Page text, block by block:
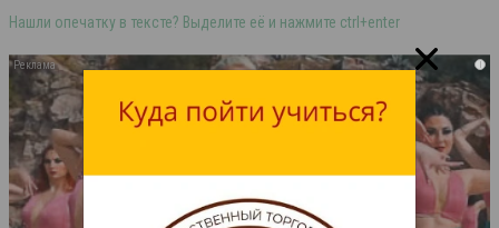
Нашли опечатку в тексте? Выделите её и нажмите ctrl+enter
i